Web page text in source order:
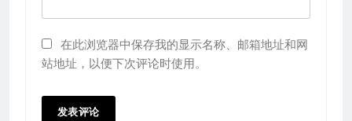
在此浏览器中保存我的显示名称、邮箱地址和网
站地址，以便下次评论时使用。